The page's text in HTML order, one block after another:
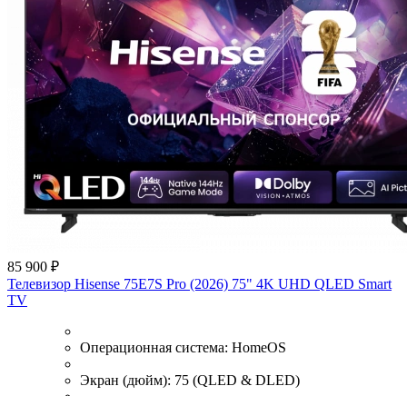
85 900 ₽
Телевизор Hisense 75E7S Pro (2026) 75" 4K UHD QLED Smart
TV
Операционная система: HomeOS
Экран (дюйм): 75 (QLED & DLED)